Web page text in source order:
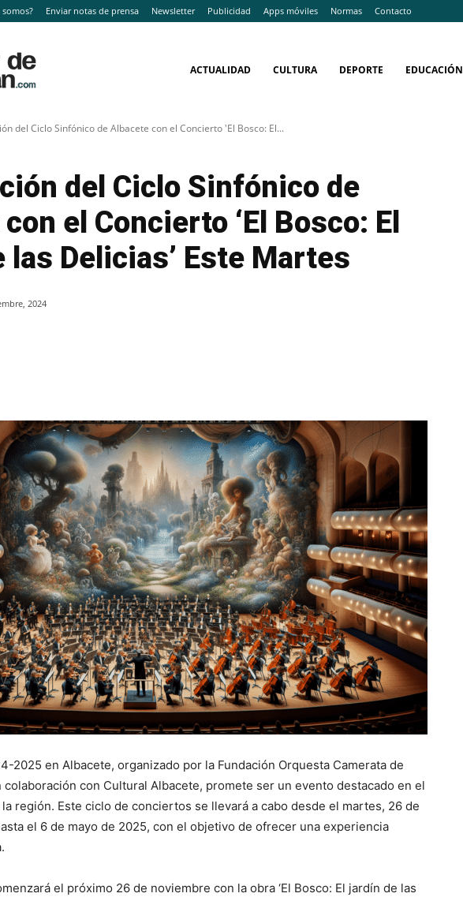
Enviar notas de prensa Newsletter Publicidad Apps móviles Normas Contacto
ACTUALIDAD CULTURA DEPORTE EDUCACIÓN
del Ciclo Sinfónico de Albacete con el Concierto 'El Bosco: El...
del Ciclo Sinfónico de
el Concierto ‘El Bosco: El
las Delicias’ Este Martes
2024
2025 en Albacete, organizado por la Fundación Orquesta Camerata de
colaboración con Cultural Albacete, promete ser un evento destacado en el
región. Este ciclo de conciertos se llevará a cabo desde el martes, 26 de
el 6 de mayo de 2025, con el objetivo de ofrecer una experiencia
el próximo 26 de noviembre con la obra ‘El Bosco: El jardín de las